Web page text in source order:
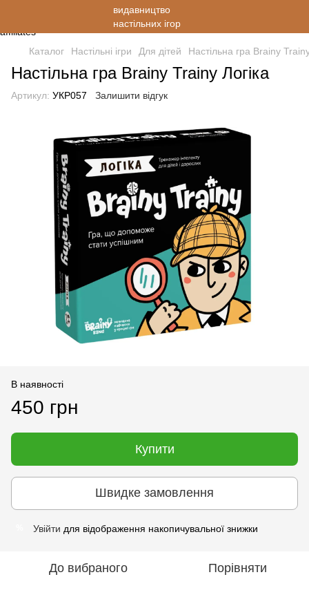
Каталог Настільні ігри Для дітей Настільна гра Brainy
Настільна гра Brainy Trainy Логіка
Артикул: УКР057 Залишити відгук
В наявності
450 грн
Купити
Швидке замовлення
Увійти для відображення накопичувальної знижки
До вибраного Порівняти